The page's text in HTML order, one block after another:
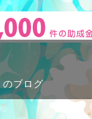
のブログ